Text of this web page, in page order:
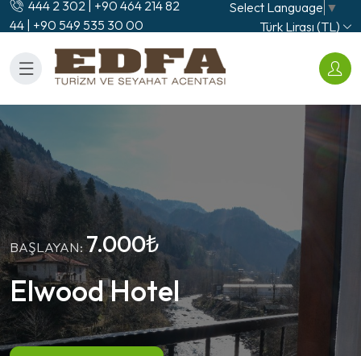
444 2 302 | +90 464 214 82
44 | +90 549 535 30 00
Select Language ▼
Türk Lirası (TL)
BAŞLAYAN:7.000₺
Elwood Hotel